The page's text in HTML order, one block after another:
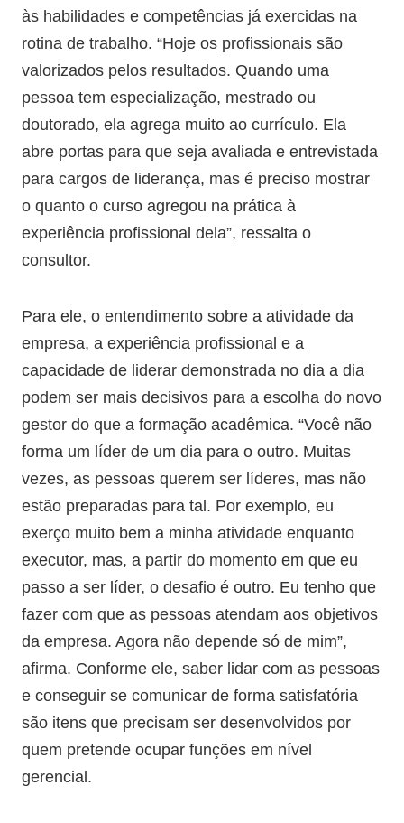
às habilidades e competências já exercidas na
rotina de trabalho. “Hoje os profissionais são
valorizados pelos resultados. Quando uma
pessoa tem especialização, mestrado ou
doutorado, ela agrega muito ao currículo. Ela
abre portas para que seja avaliada e entrevistada
para cargos de liderança, mas é preciso mostrar
o quanto o curso agregou na prática à
experiência profissional dela”, ressalta o
consultor.
Para ele, o entendimento sobre a atividade da
empresa, a experiência profissional e a
capacidade de liderar demonstrada no dia a dia
podem ser mais decisivos para a escolha do novo
gestor do que a formação acadêmica. “Você não
forma um líder de um dia para o outro. Muitas
vezes, as pessoas querem ser líderes, mas não
estão preparadas para tal. Por exemplo, eu
exerço muito bem a minha atividade enquanto
executor, mas, a partir do momento em que eu
passo a ser líder, o desafio é outro. Eu tenho que
fazer com que as pessoas atendam aos objetivos
da empresa. Agora não depende só de mim”,
afirma. Conforme ele, saber lidar com as pessoas
e conseguir se comunicar de forma satisfatória
são itens que precisam ser desenvolvidos por
quem pretende ocupar funções em nível
gerencial.